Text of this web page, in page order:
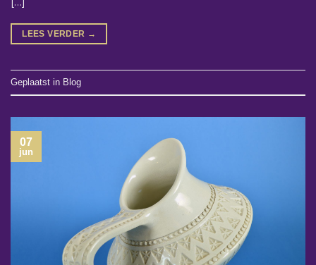
LEES VERDER →
Geplaatst in Blog
07
jun